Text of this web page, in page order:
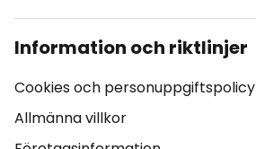
Information och riktlinjer
Cookies och personuppgiftspolicy
Allmänna villkor